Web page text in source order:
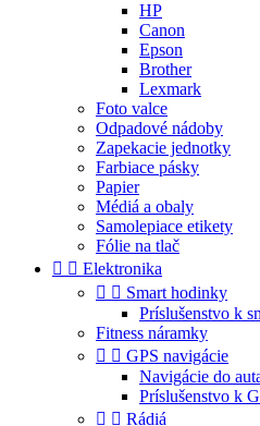
HP
Canon
Epson
Brother
Lexmark
Foto valce
Odpadové nádoby
Zapekacie jednotky
Farbiace pásky
Papier
Médiá a obaly
Samolepiace etikety
Fólie na tlač
  Elektronika
  Smart hodinky
Príslušenstvo k
Fitness náramky
  GPS navigácie
Navigácie do
Príslušenstvo k
  Rádiá